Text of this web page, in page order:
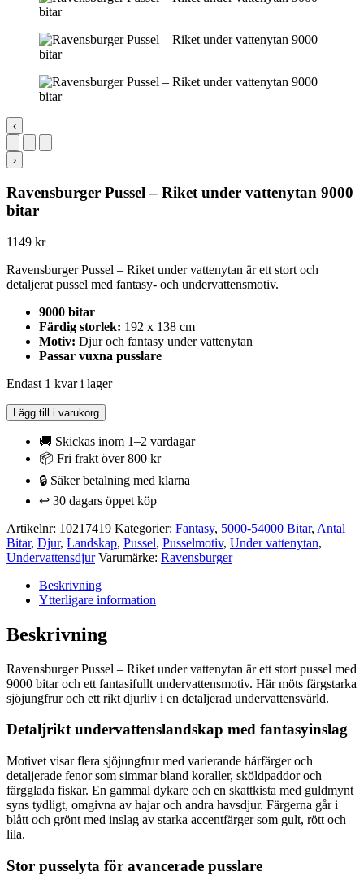
‹
›
Ravensburger Pussel – Riket under vattenytan 9000
bitar
1149 kr
Ravensburger Pussel – Riket under vattenytan är ett stort och
detaljerat pussel med fantasy- och undervattensmotiv.
9000 bitar
Färdig storlek: 192 x 138 cm
Motiv: Djur och fantasy under vattenytan
Passar vuxna pusslare
Endast 1 kvar i lager
Ravensburger
Pussel
Riket
vattenytan
9000
mängd
Lägg till i varukorg
🚚 Skickas inom 1–2 vardagar
📦 Fri frakt över 800 kr
🔒 Säker betalning med klarna
↩️ 30 dagars öppet köp
Artikelnr: 10217419 Kategorier: Fantasy, 5000-54000 Bitar, Antal
Bitar, Djur, Landskap, Pussel, Pusselmotiv, Under vattenytan,
Undervattensdjur Varumärke: Ravensburger
Beskrivning
Ytterligare information
Beskrivning
Ravensburger Pussel – Riket under vattenytan är ett stort pussel med
9000 bitar och ett fantasifullt undervattensmotiv. Här möts färgstarka
sjöjungfrur och ett rikt djurliv i en detaljerad undervattensvärld.
Detaljrikt undervattenslandskap med fantasyinslag
Motivet visar flera sjöjungfrur med varierande hårfärger och
detaljerade fenor som simmar bland koraller, sköldpaddor och
färgglada fiskar. En gammal dykare och en skattkista med guldmynt
syns tydligt, omgivna av hajar och andra havsdjur. Färgerna går i
blått och grönt med inslag av starka accentfärger som gult, rött och
lila.
Stor pusselyta för avancerade pusslare